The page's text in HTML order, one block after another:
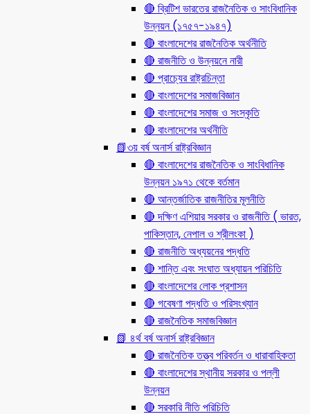
🔴 ব্রিটিশ ভারতের রাজনৈতিক ও সাংবিধানিক
উন্নয়ন (১৭৫৭-১৯৪৭)
🔴 বাংলাদেশের রাজনৈতিক অর্থনীতি
🔴 রাজনীতি ও উন্নয়নে নারী
🔴 প্রাচ্যের রাষ্ট্রচিন্তা
🔴 বাংলাদেশের সমাজবিজ্ঞান
🔴 বাংলাদেশের সমাজ ও সংস্কৃতি
🔴 বাংলাদেশের অর্থনীতি
📗৩য় বর্ষ অনার্স রাষ্ট্রবিজ্ঞান
🔴 বাংলাদেশের রাজনৈতিক ও সাংবিধানিক
উন্নয়ন ১৯৭১ থেকে বর্তমান
🔴 আন্তর্জাতিক রাজনীতির মূলনীতি
🔴 দক্ষিণ এশিয়ার সরকার ও রাজনীতি ( ভারত,
পাকিস্তান, নেপাল ও শ্রীলংকা )
🔴 রাজনীতি অধ্যয়নের পদ্ধতি
🔴 শান্তি এবং সংঘাত অধ্যায়ন পরিচিতি
🔴 বাংলাদেশের লোক প্রশাসন
🔴 গবেষণা পদ্ধতি ও পরিসংখ্যান
🔴 রাজনৈতিক সমাজবিজ্ঞান
📗 ৪র্থ বর্ষ অনার্স রাষ্ট্রবিজ্ঞান
🔴 রাজনৈতিক তত্ত্ব পরিবর্তন ও ধারাবাহিকতা
🔴 বাংলাদেশের স্থানীয় সরকার ও পল্লী
উন্নয়ন
🔴 সরকারি নীতি পরিচিতি